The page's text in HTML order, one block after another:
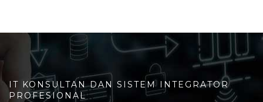
IT KONSULTAN DAN SISTEM INTEGRATOR
PROFESIONAL